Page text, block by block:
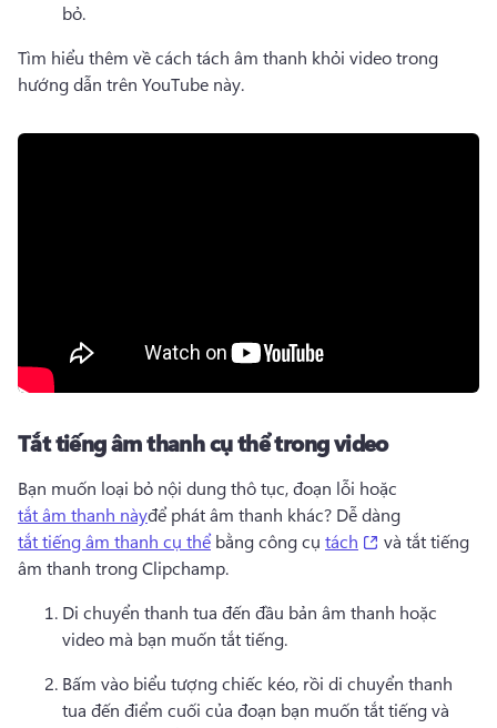
bỏ.
Tìm hiểu thêm về cách tách âm thanh khỏi video trong
hướng dẫn trên YouTube này.
Tắt tiếng âm thanh cụ thể trong video
Bạn muốn loại bỏ nội dung thô tục, đoạn lỗi hoặc
tắt âm thanh nàyđể phát âm thanh khác? Dễ dàng
tắt tiếng âm thanh cụ thể bằng công cụ tách (opens in a
và tắt tiếng
âm thanh trong Clipchamp.
Di chuyển thanh tua đến đầu bản âm thanh hoặc
video mà bạn muốn tắt tiếng.
Bấm vào biểu tượng chiếc kéo, rồi di chuyển thanh
tua đến điểm cuối của đoạn bạn muốn tắt tiếng và